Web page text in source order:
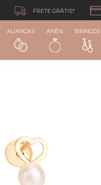
FRETE GRÁTIS*
ALIANÇAS ANÉIS BRINCOS